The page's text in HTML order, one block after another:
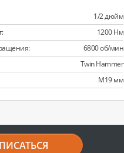
1/2 дюйм
1200 Нм
6800 об/мин
Twin Hammer
М19 мм